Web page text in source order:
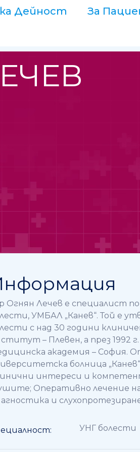
Дейност За
Огнян Лечев е специалист
УМБАЛ „Канев“. Той е
с над 30 години
– Плевен, а през 1992
академия – София.
болница
интереси и
Оперативно лечение на
и
УНГ болести